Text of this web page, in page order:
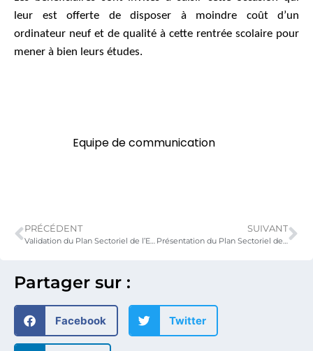
Partager sur :
Facebook Twitter
leur est offerte de disposer à moindre coût d’un
ordinateur neuf et de qualité à cette rentrée scolaire pour
mener à bien leurs études.
Equipe de communication
PRÉCÉDENT
Validation du Plan Sectoriel de l’Education du TOGO (PSE 2020-2030) par la société civile et les cellules genre des ministères de l’éducation
SUIVANT
Présentation du Plan Sectoriel de l’Education (PSE) aux nouveaux ministres sectoriels et aux membres de la Commission Education et Développement Socioculturel de l’Assemblée Nationale.